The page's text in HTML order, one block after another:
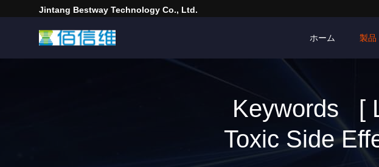
Jintang Bestway Technology Co., Ltd.
ホーム 製品
Keywords [
Toxic Side